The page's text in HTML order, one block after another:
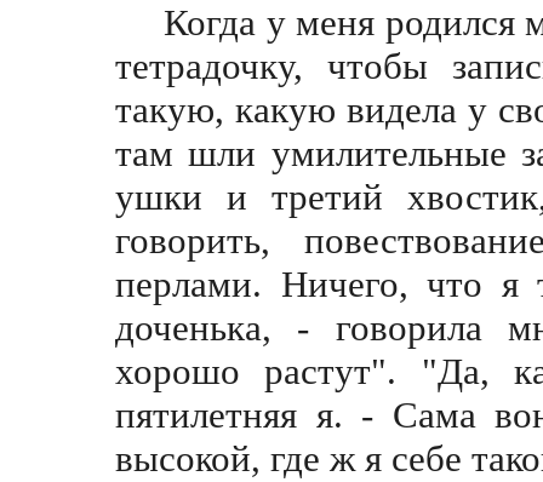
Когда у меня родился
тетрадочку, чтобы
такую, какую видела у
там шли умилительные
ушки и третий
говорить,
перлами. Ничего, что я
доченька, - говорила
хорошо растут". "Да,
пятилетняя я. - Сама
высoкой, где ж я себе